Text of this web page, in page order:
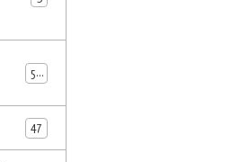
50
47